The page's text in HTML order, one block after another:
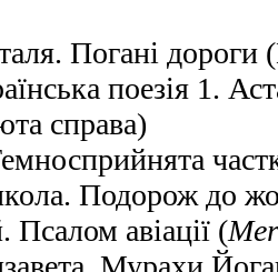
Погані дороги
поезія 1.
справа)
Подорож до
авіації (